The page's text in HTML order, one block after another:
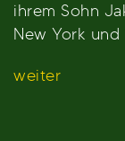
ihrem Sohn
New York
weiter